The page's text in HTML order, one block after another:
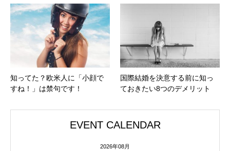
知ってた？欧米人に「小顔で
すね！」は禁句です！
国際結婚を決意する前に知っ
ておきたい8つのデメリット
EVENT CALENDAR
2026年08月